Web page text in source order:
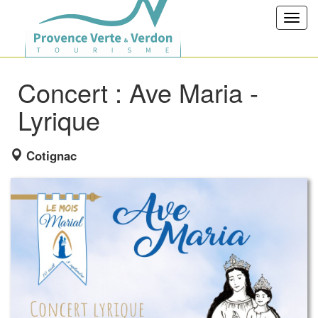
Concert : Ave Maria -
Lyrique
Cotignac